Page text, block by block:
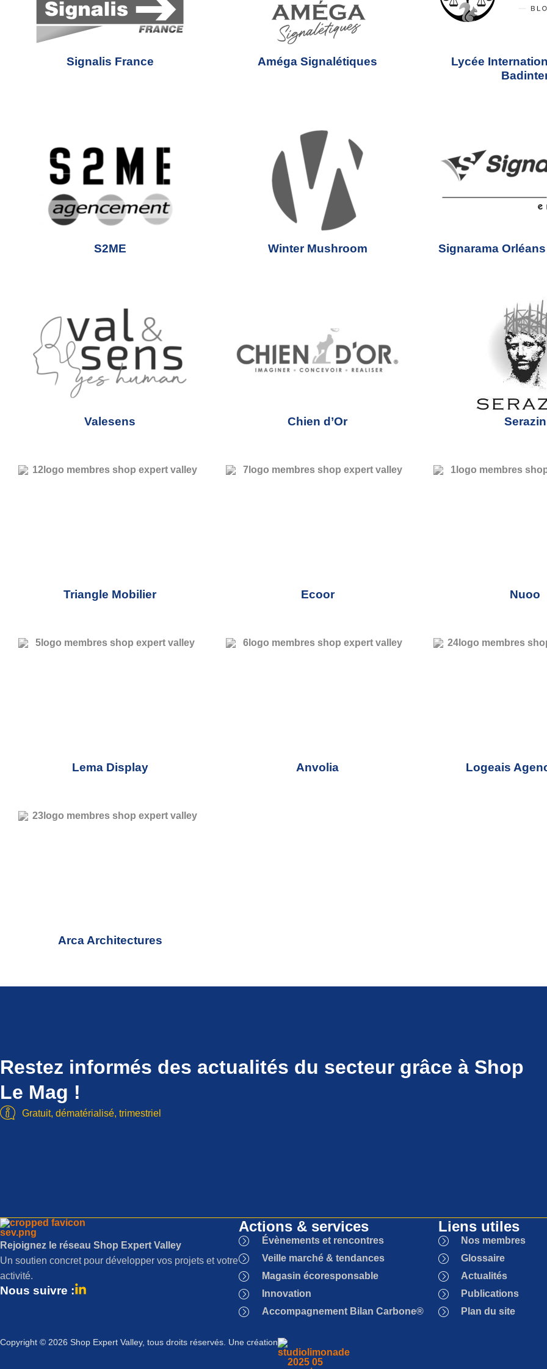
Signalis France Améga Signalétiques
Lycée
S2ME Winter Mushroom Signarama
Valesens Chien d’Or Serazin
Triangle Mobilier Ecoor Nuoo
Lema Display Anvolia Logeais
Arca Architectures
Restez informés des actualités du secteur grâce à Shop
Le Mag !
Gratuit, dématérialisé, trimestriel
Rejoignez le réseau Shop Expert Valley
Un soutien concret pour développer vos projets et votre
activité.
Nous suivre :
Actions & services
Évènements et rencontres
Veille marché & tendances
Magasin écoresponsable
Innovation
Accompagnement Bilan Carbone®
Liens utiles
Nos membres
Glossaire
Actualités
Publications
Plan du site
Copyright © 2026 Shop Expert Valley, tous droits réservés. Une création